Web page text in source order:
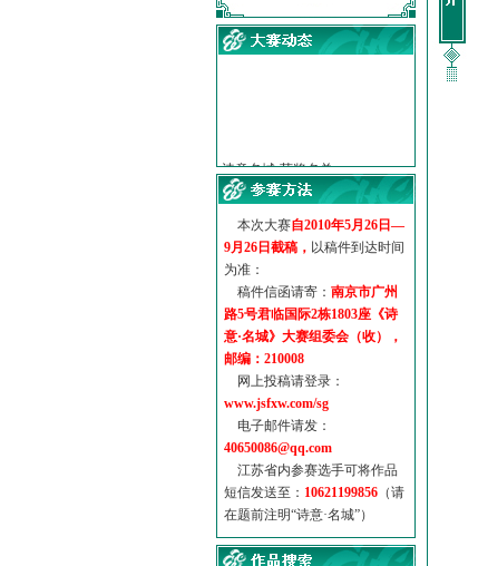
·诗意名城·地铁时间
·地铁完美呈现【诗意·名城...
参赛作品多达5000多首
“诗意·名城”晒诗会
特别通知--致广大诗词爱好...
本次大赛自2010年5月26日—
9月26日截稿， 以稿件到达时间
为准：
稿件信函请寄： 南京市广州
路5号君临国际2栋1803座《诗
意·名城》大赛组委会（收），
邮编：210008
网上投稿请登录：
www.jsfxw.com/sg
电子邮件请发：
40650086@qq.com
江苏省内参赛选手可将作品
短信发送至： 10621199856 （请
在题前注明“诗意·名城”）